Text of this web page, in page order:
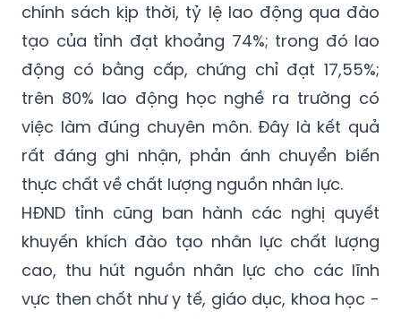
chính sách kịp thời, tỷ lệ lao động qua đào
tạo của tỉnh đạt khoảng 74%; trong đó lao
động có bằng cấp, chứng chỉ đạt 17,55%;
trên 80% lao động học nghề ra trường có
việc làm đúng chuyên môn. Đây là kết quả
rất đáng ghi nhận, phản ánh chuyển biến
thực chất về chất lượng nguồn nhân lực.
HĐND tỉnh cũng ban hành các nghị quyết
khuyến khích đào tạo nhân lực chất lượng
cao, thu hút nguồn nhân lực cho các lĩnh
vực then chốt như y tế, giáo dục, khoa học -